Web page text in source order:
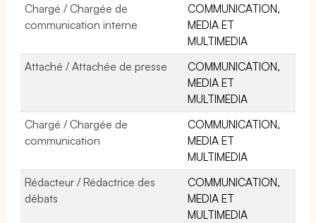
Chargé / Chargée de
communication interne
COMMUNICATION,
MEDIA ET
MULTIMEDIA
Attaché / Attachée de presse
COMMUNICATION,
MEDIA ET
MULTIMEDIA
Chargé / Chargée de
communication
COMMUNICATION,
MEDIA ET
MULTIMEDIA
Rédacteur / Rédactrice des
débats
COMMUNICATION,
MEDIA ET
MULTIMEDIA